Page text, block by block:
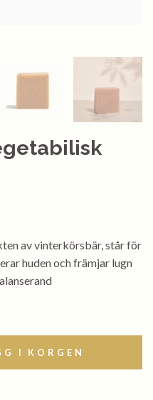
av vinterkörsbär, står för
huden och främjar lugn
I KORGEN